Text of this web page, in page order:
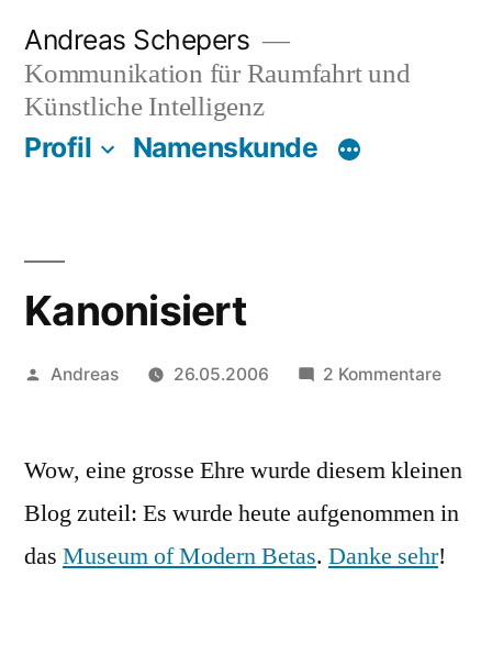
Inhalt
springen
Andreas Schepers
Kommunikation für Raumfahrt und
Künstliche Intelligenz
Profil Namenskunde
Kanonisiert
Veröffentlicht
Andreas 26.05.2006 2 Kommentarezu
Wow, eine grosse Ehre wurde diesem kleinen
Blog zuteil: Es wurde heute aufgenommen in
das Museum of Modern Betas. Danke sehr!